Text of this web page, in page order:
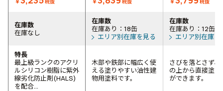
在庫数
在庫なし
在庫数
在庫あり：18缶
エリア別在庫を見る
在庫数
在庫あり：12缶
エリア別在庫を
特長
最上級ランクのアクリ
ルシリコン樹脂に紫外
線劣化防止剤(HALS)
を配合...
木部や鉄部に幅広く使
える塗りやすい油性建
物用塗料です。
さびを落とさず、
の上から直接塗る
ができます。